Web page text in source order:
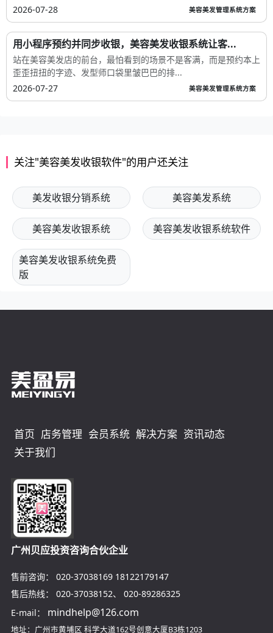
2026-07-28
美容美发管理系统方案
用小程序预约并同步收银，美容美发收银系统让客...
站在美容美发店的前台，最怕看到的场景不是客满，而是预约本上
歪歪扭扭的字迹、发型师口袋里皱巴巴的排...
2026-07-27
美容美发管理系统方案
关注"美容美发收银软件"的用户还关注
美发收银分销系统 美容美发系统
美容美发收银系统 美容美发收银系统软件
美容美发收银系统免费
版
首页 店务管理 会员系统 解决方案 资讯动态
关于我们
广州贝应投资咨询合伙企业
售前咨询： 020-37038169 18122179147
售后热线：
020-37038152、 020-89286325
E-mail：
mindhelp@126.com
地址：广州市黄埔区 科学大道162号创意大厦B3栋1203